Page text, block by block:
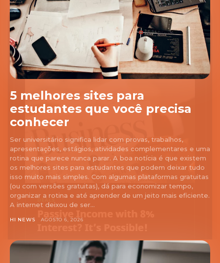
5 melhores sites para
estudantes que você precisa
conhecer
Ser universitário significa lidar com provas, trabalhos,
apresentações, estágios, atividades complementares e uma
rotina que parece nunca parar. A boa notícia é que existem
os melhores sites para estudantes que podem deixar tudo
isso muito mais simples. Com algumas plataformas gratuitas
(ou com versões gratuitas), dá para economizar tempo,
organizar a rotina e até aprender de um jeito mais eficiente.
A internet deixou de ser...
HI NEWS AGOSTO 6, 2026